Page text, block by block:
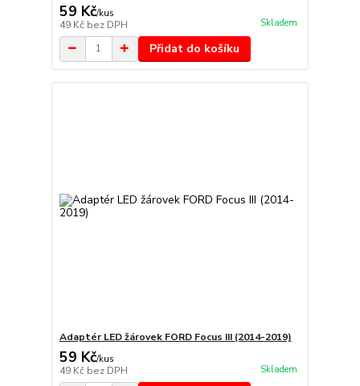
59 Kč/kus
49 Kč bez DPH Skladem
Přidat do košíku
Adaptér LED žárovek FORD Focus III (2014-2019)
59 Kč/kus
49 Kč bez DPH Skladem